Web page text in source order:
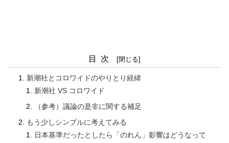
目次
新潮社とコロワイドのやりとり経緯
新潮社 VS コロワイド
（参考）議論の是非に関する補足
もう少しシンプルに考えてみる
日本基準だったとしたら「のれん」影響はどうなって